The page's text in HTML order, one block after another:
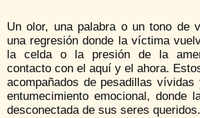
Un olor, una palabra o un tono de
una regresión donde la víctima
la celda o la presión de la
contacto con el aquí y el ahora.
acompañados de pesadillas
entumecimiento emocional, donde
desconectada de sus seres queridos.